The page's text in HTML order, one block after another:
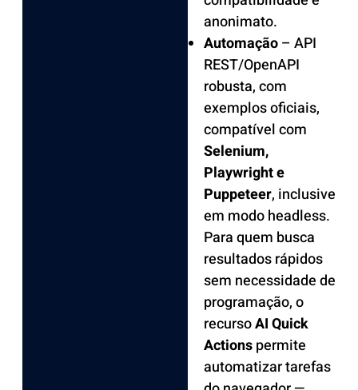
anonimato.
Automação– API
REST/OpenAPI
robusta, com
exemplos oficiais,
compatível com
Selenium,
Playwright e
Puppeteer, inclusive
em modo headless.
Para quem busca
resultados rápidos
sem necessidade de
programação, o
recursoAI Quick
Actionspermite
automatizar tarefas